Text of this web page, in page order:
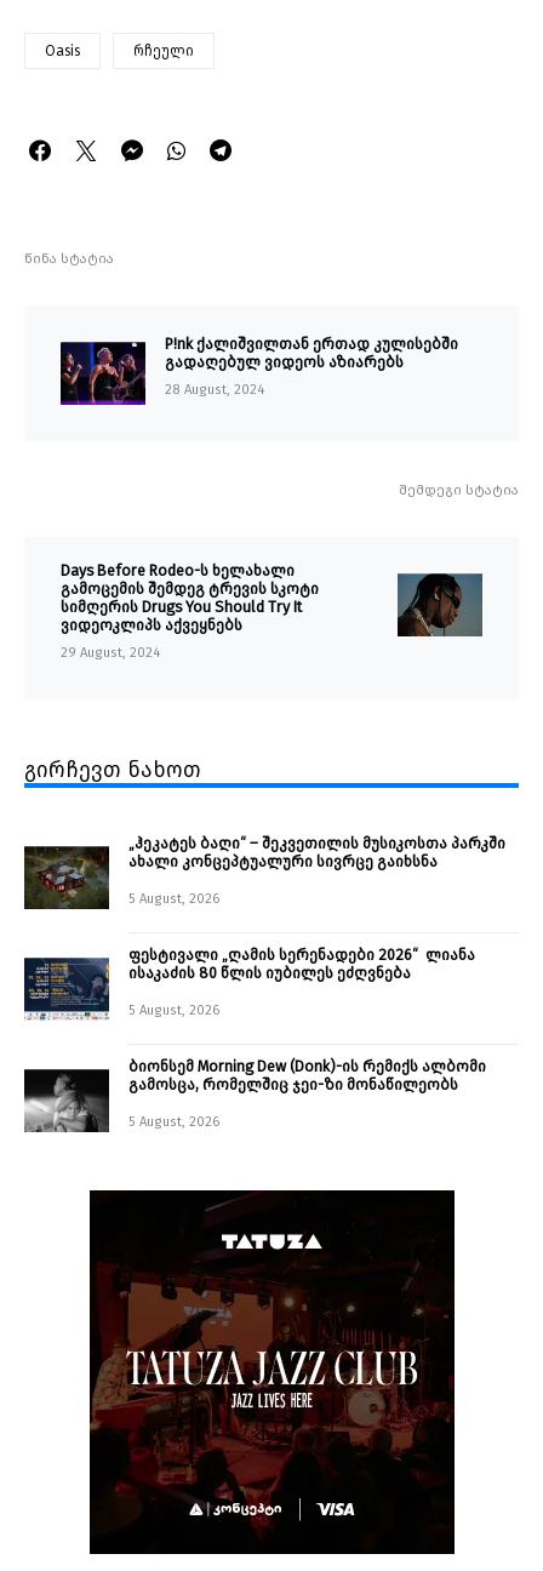
Oasis რჩეული
წინა სტატია
P!nk ქალიშვილთან ერთად კულისებში
გადაღებულ ვიდეოს აზიარებს
28 August, 2024
შემდეგი სტატია
Days Before Rodeo-ს ხელახალი
გამოცემის შემდეგ ტრევის სკოტი
სიმღერის Drugs You Should Try It
ვიდეოკლიპს აქვეყნებს
29 August, 2024
გირჩევთ ნახოთ
„ჰეკატეს ბაღი“ – შეკვეთილის მუსიკოსთა პარკში
ახალი კონცეპტუალური სივრცე გაიხსნა ￼
5 August, 2026
ფესტივალი „ღამის სერენადები 2026“ ლიანა
ისაკაძის 80 წლის იუბილეს ეძღვნება
5 August, 2026
ბიონსემ Morning Dew (Donk)-ის რემიქს ალბომი
გამოსცა, რომელშიც ჯეი-ზი მონაწილეობს
5 August, 2026